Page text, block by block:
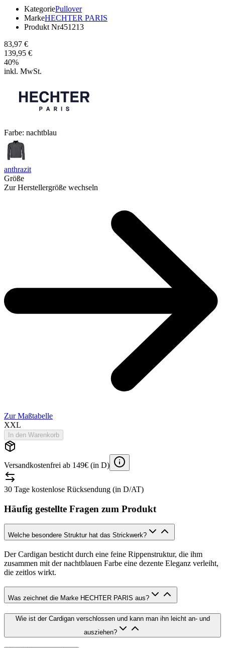
KategoriePullover
MarkeHECHTER PARIS
Produkt Nr451213
83,97 €
139,95 €
40%
inkl. MwSt.
Farbe: nachtblau
anthrazit
Größe
Zur Herstellergröße wechseln
Zur Maßtabelle
XXL
In den Warenkorb
Versandkostenfrei ab 149€ (in D)
30 Tage kostenlose Rücksendung (in D/AT)
Häufig gestellte Fragen zum Produkt
Welche besondere Struktur hat das Strickwerk?
Der Cardigan besticht durch eine feine Rippenstruktur, die ihm
zusammen mit der nachtblauen Farbe eine dezente Eleganz verleiht,
die zeitlos wirkt.
Was zeichnet die Marke HECHTER PARIS aus?
Wie ist der Cardigan verschlossen und kann man ihn leicht an- und
ausziehen?